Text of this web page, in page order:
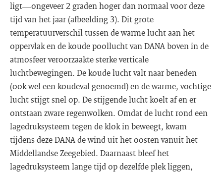
ligt—ongeveer 2 graden hoger dan normaal voor deze
tijd van het jaar (afbeelding 3). Dit grote
temperatuurverschil tussen de warme lucht aan het
oppervlak en de koude poollucht van DANA boven in de
atmosfeer veroorzaakte sterke verticale
luchtbewegingen. De koude lucht valt naar beneden
(ook wel een koudeval genoemd) en de warme, vochtige
lucht stijgt snel op. De stijgende lucht koelt af en er
ontstaan zware regenwolken. Omdat de lucht rond een
lagedruksysteem tegen de klok in beweegt, kwam
tijdens deze DANA de wind uit het oosten vanuit het
Middellandse Zeegebied. Daarnaast bleef het
lagedruksysteem lange tijd op dezelfde plek liggen,